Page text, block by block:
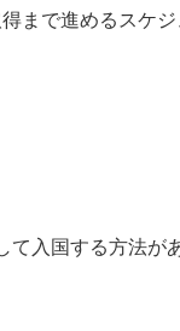
まで進めるスケジ
て入国する方法が